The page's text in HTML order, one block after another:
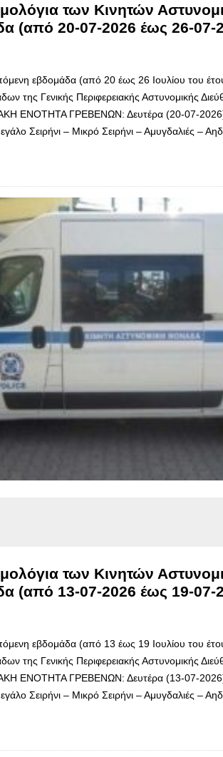
των Κινητών
(από 20-07-2026 έως 26-07-
εβδομάδα (από 20 έως 26 Ιουλίου του
της Γενικής Περιφερειακής Αστυνομικής
ΕΝΟΤΗΤΑ ΓΡΕΒΕΝΩΝ: Δευτέρα (20-07-
Σειρήνι – Μικρό Σειρήνι – Αμυγδαλιές –
των Κινητών
(από 13-07-2026 έως 19-07-
εβδομάδα (από 13 έως 19 Ιουλίου του
της Γενικής Περιφερειακής Αστυνομικής
ΕΝΟΤΗΤΑ ΓΡΕΒΕΝΩΝ: Δευτέρα (13-07-
Σειρήνι – Μικρό Σειρήνι – Αμυγδαλιές –